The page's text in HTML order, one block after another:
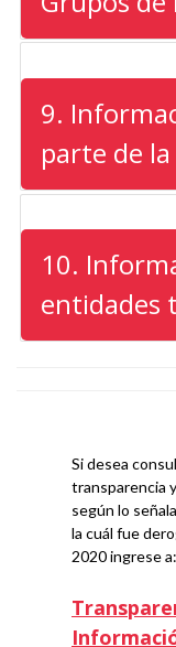
9.
parte de
10.
entidades
Si desea
transparencia
según lo
la cuál fue
2020 ingrese a: